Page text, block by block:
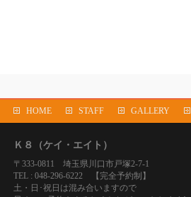
HOME STAFF GALLERY
Ｋ８（ケイ・エイト）
〒333-0811 埼玉県川口市戸塚2-7-1
TEL : 048-296-6222 【完全予約制】
土・日･祝日は混み合いますので